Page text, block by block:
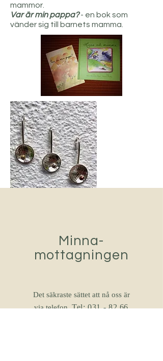
mammor.
Var är min pappa?- en bok som
vänder sig till barnets mamma.
Minna-
mottagningen
Det säkraste sättet att nå oss är
via telefon,Tel:031 - 82 66